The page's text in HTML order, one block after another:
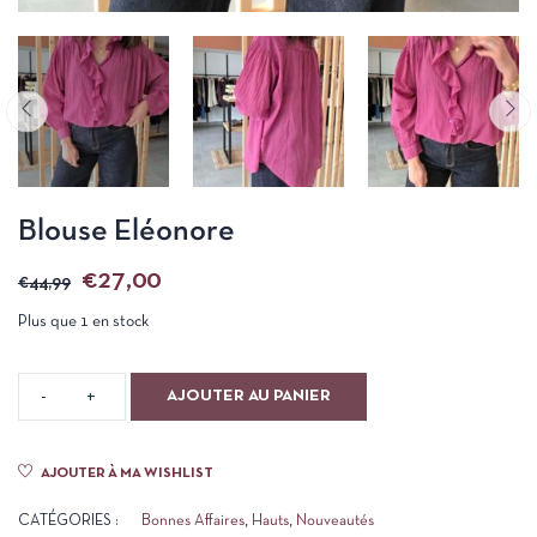
Blouse Eléonore
€44,99 €27,00
Plus que 1 en stock
AJOUTER AU PANIER
AJOUTER À MA WISHLIST
CATÉGORIES : Bonnes Affaires, Hauts, Nouveautés